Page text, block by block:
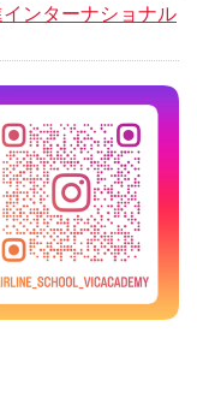
ンターナショナル